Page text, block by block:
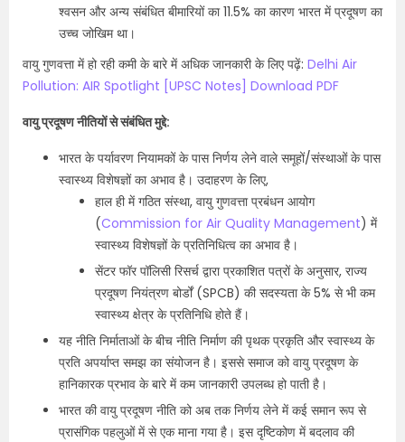
श्वसन और अन्य संबंधित बीमारियों का 11.5% का कारण भारत में प्रदूषण का
उच्च जोखिम था।
वायु गुणवत्ता में हो रही कमी के बारे में अधिक जानकारी के लिए पढ़ें: Delhi Air
Pollution: AIR Spotlight [UPSC Notes] Download PDF
वायु प्रदूषण नीतियों से संबंधित मुद्दे:
भारत के पर्यावरण नियामकों के पास निर्णय लेने वाले समूहों/संस्थाओं के पास
स्वास्थ्य विशेषज्ञों का अभाव है। उदाहरण के लिए,
हाल ही में गठित संस्था, वायु गुणवत्ता प्रबंधन आयोग
(Commission for Air Quality Management) में
स्वास्थ्य विशेषज्ञों के प्रतिनिधित्व का अभाव है।
सेंटर फॉर पॉलिसी रिसर्च द्वारा प्रकाशित पत्रों के अनुसार, राज्य
प्रदूषण नियंत्रण बोर्डों (SPCB) की सदस्यता के 5% से भी कम
स्वास्थ्य क्षेत्र के प्रतिनिधि होते हैं।
यह नीति निर्माताओं के बीच नीति निर्माण की पृथक प्रकृति और स्वास्थ्य के
प्रति अपर्याप्त समझ का संयोजन है। इससे समाज को वायु प्रदूषण के
हानिकारक प्रभाव के बारे में कम जानकारी उपलब्ध हो पाती है।
भारत की वायु प्रदूषण नीति को अब तक निर्णय लेने में कई समान रूप से
प्रासंगिक पहलुओं में से एक माना गया है। इस दृष्टिकोण में बदलाव की